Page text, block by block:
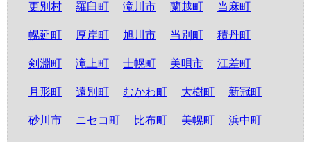
更別村 羅臼町 滝川市 蘭越町 当麻町
幌延町 厚岸町 旭川市 当別町 積丹町
剣淵町 滝上町 士幌町 美唄市 江差町
月形町 遠別町 むかわ町 大樹町 新冠町
砂川市 ニセコ町 比布町 美幌町 浜中町